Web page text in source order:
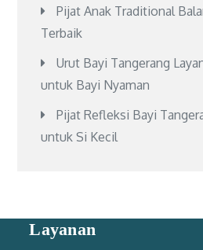
Pijat Anak Traditional
Terbaik
Urut Bayi Tangerang
untuk Bayi Nyaman
Pijat Refleksi Bayi
untuk Si Kecil
Layanan